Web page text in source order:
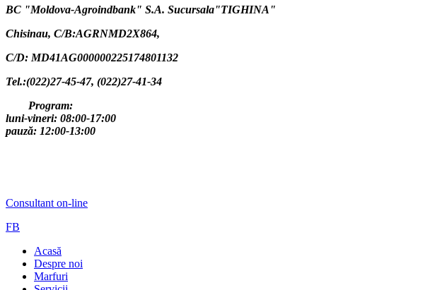
BC "Moldova-Agroindbank" S.A. Sucursala"TIGHINA"
Chisinau, C/B:AGRNMD2X864,
C/D: MD41AG000000225174801132
Tel.:(022)27-45-47, (022)27-41-34
Program:
luni-vineri: 08:00-17:00
pauză: 12:00-13:00
Consultant on-line
FB
Acasă
Despre noi
Marfuri